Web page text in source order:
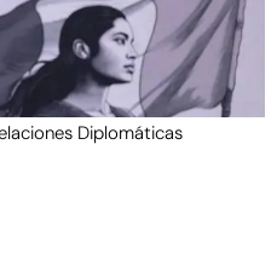
Diplomáticas